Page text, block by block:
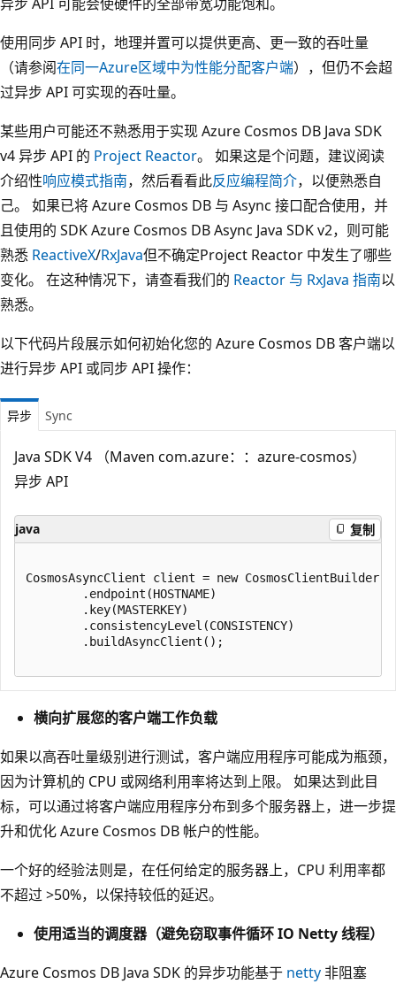
使用同步 API 时，地理并置可以提供更高、更一致的吞吐量
（请参阅在同一Azure区域中为性能分配客户端），但仍不会超
过异步 API 可实现的吞吐量。
某些用户可能还不熟悉用于实现 Azure Cosmos DB Java SDK
v4 异步 API 的 Project Reactor。 如果这是个问题，建议阅读
介绍性响应模式指南，然后看看此反应编程简介，以便熟悉自
己。 如果已将 Azure Cosmos DB 与 Async 接口配合使用，并
且使用的 SDK Azure Cosmos DB Async Java SDK v2，则可能
熟悉 ReactiveX/RxJava但不确定Project Reactor 中发生了哪些
变化。 在这种情况下，请查看我们的 Reactor 与 RxJava 指南以
熟悉。
以下代码片段展示如何初始化您的 Azure Cosmos DB 客户端以
进行异步 API 或同步 API 操作：
异步 Sync
Java SDK V4 （Maven com.azure：：azure-cosmos）
异步 API
java 复制
CosmosAsyncClient client = new CosmosClientBuilder()
        .endpoint(HOSTNAME)
        .key(MASTERKEY)
        .consistencyLevel(CONSISTENCY)
        .buildAsyncClient();
横向扩展您的客户端工作负载
如果以高吞吐量级别进行测试，客户端应用程序可能成为瓶颈，
因为计算机的 CPU 或网络利用率将达到上限。 如果达到此目
标，可以通过将客户端应用程序分布到多个服务器上，进一步提
升和优化 Azure Cosmos DB 帐户的性能。
一个好的经验法则是，在任何给定的服务器上，CPU 利用率都
不超过 >50%，以保持较低的延迟。
使用适当的调度器（避免窃取事件循环 IO Netty 线程）
Azure Cosmos DB Java SDK 的异步功能基于 netty非阻塞